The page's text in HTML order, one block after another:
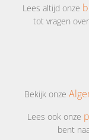
Lees altijd onze
tot vragen
Bekijk onze
Lees ook onze
bent